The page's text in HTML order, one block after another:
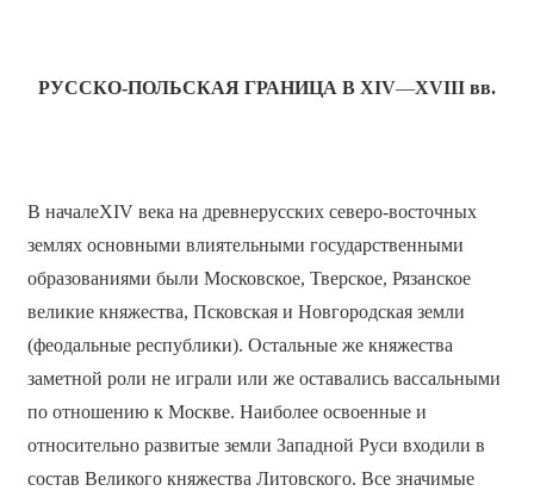
РУССКО-ПОЛЬСКАЯ ГРАНИЦА В XIV—XVIII вв.
В началеXIV века на древнерусских северо-восточных
землях основными влиятельными государственными
образованиями были Московское, Тверское, Рязанское
великие княжества, Псковская и Новгородская земли
(феодальные республики). Остальные же княжества
заметной роли не играли или же оставались вассальными
по отношению к Москве. Наиболее освоенные и
относительно развитые земли Западной Руси входили в
состав Великого княжества Литовского. Все значимые